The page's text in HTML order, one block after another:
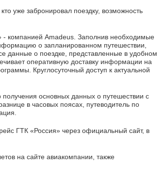
уже забронировал поездку, возможность
- компанией Amadeus. Заполнив необходимые
о запланированном путешествии,
данные о поездке, представленные в удобном
оперативную доставку информации на
Круглосуточный доступ к актуальной
основных данных о путешествии с
в часовых поясах, путеводитель по
ГТК «Россия» через официальный сайт, в
на сайте авиакомпании, также